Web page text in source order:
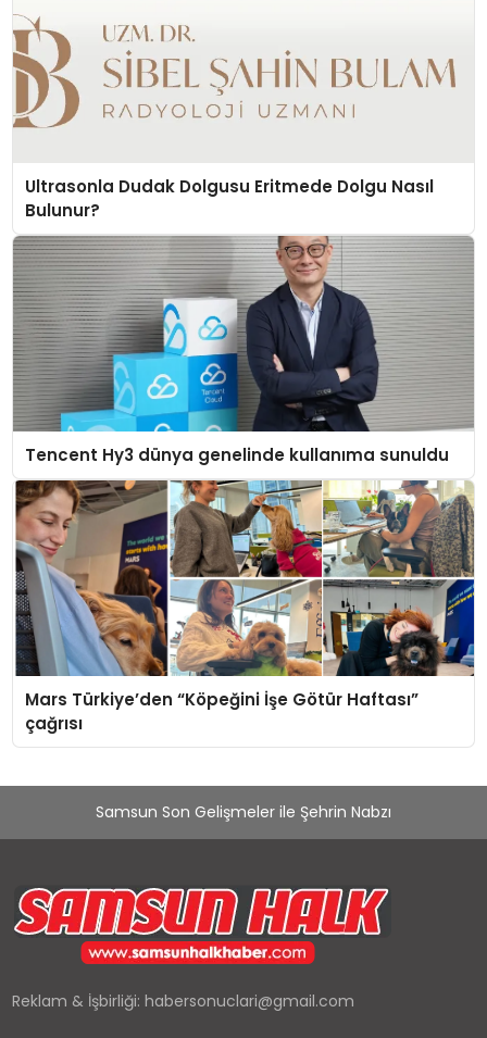
Ultrasonla Dudak Dolgusu Eritmede Dolgu Nasıl
Bulunur?
Tencent Hy3 dünya genelinde kullanıma sunuldu
Mars Türkiye’den “Köpeğini İşe Götür Haftası”
çağrısı
Samsun Son Gelişmeler ile Şehrin Nabzı
Reklam & İşbirliği:habersonuclari@gmail.com